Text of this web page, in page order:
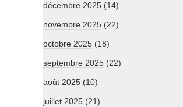
décembre 2025 (14)
novembre 2025 (22)
octobre 2025 (18)
septembre 2025 (22)
août 2025 (10)
juillet 2025 (21)